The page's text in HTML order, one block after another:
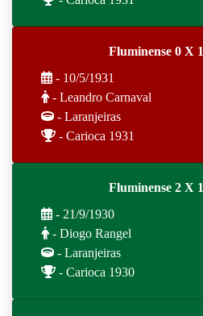
Fluminense 0 X
- 10/5/1931
- Leandro Carnaval
- Laranjeiras
- Carioca 1931
Fluminense 2 X
- 21/9/1930
- Diogo Rangel
- Laranjeiras
- Carioca 1930